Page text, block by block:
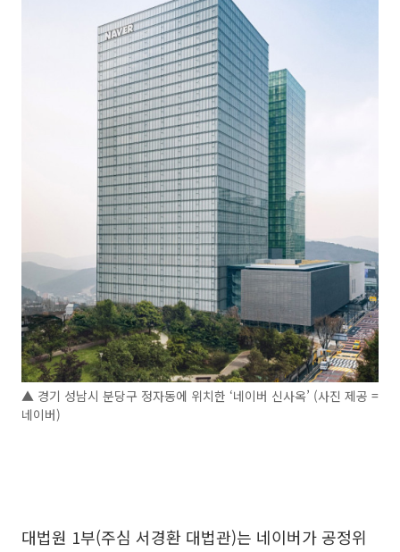
▲ 경기 성남시 분당구 정자동에 위치한 ‘네이버 신사옥’ (사진 제공 =
네이버)
대법원 1부(주심 서경환 대법관)는 네이버가 공정위